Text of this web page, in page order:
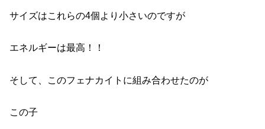
サイズはこれらの4個より小さいのですが
エネルギーは最高！！
そして、このフェナカイトに組み合わせたのが
この子